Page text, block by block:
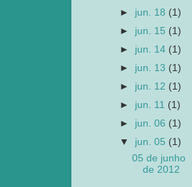
► jun. 18 (1)
► jun. 15 (1)
► jun. 14 (1)
► jun. 13 (1)
► jun. 12 (1)
► jun. 11 (1)
► jun. 06 (1)
▼ jun. 05 (1)
05 de junho
de 2012